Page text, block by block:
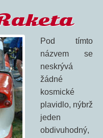
Pod tímto
názvem se
neskrývá
žádné
kosmické
plavidlo, nýbrž
jeden
obdivuhodný,